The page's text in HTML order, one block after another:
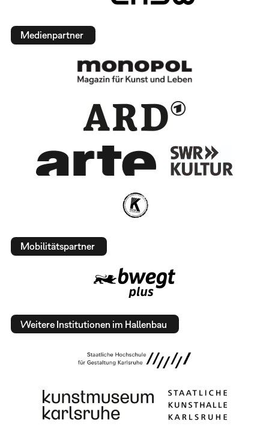
Medienpartner
Mobilitätspartner
Weitere Institutionen im Hallenbau